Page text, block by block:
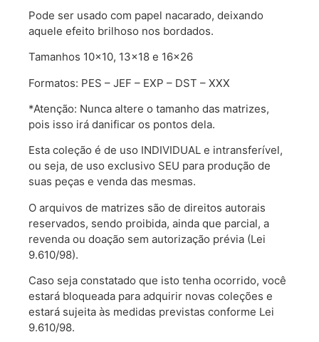
Pode ser usado com papel nacarado, deixando
aquele efeito brilhoso nos bordados.
Tamanhos 10×10, 13×18 e 16×26
Formatos: PES – JEF – EXP – DST – XXX
*Atenção: Nunca altere o tamanho das matrizes,
pois isso irá danificar os pontos dela.
Esta coleção é de uso INDIVIDUAL e intransferível,
ou seja, de uso exclusivo SEU para produção de
suas peças e venda das mesmas.
O arquivos de matrizes são de direitos autorais
reservados, sendo proibida, ainda que parcial, a
revenda ou doação sem autorização prévia (Lei
9.610/98).
Caso seja constatado que isto tenha ocorrido, você
estará bloqueada para adquirir novas coleções e
estará sujeita às medidas previstas conforme Lei
9.610/98.